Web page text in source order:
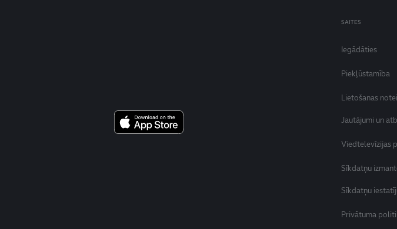
SAITES
Iegādāties
Piekļūstamība
Lietošanas
Jautājumi un
Viedtelevīzijas
Sīkdatņu
Sīkdatņu
Privātuma